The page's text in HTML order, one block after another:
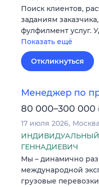
Поиск клиентов,
заданиям
фулфилмент услуг.
Показать ещё
Откликнуться
Менеджер по
80 000–300 000
17 июля 2026 Москва
ГЕННАДИЕВИЧ
Мы – динамично
международной
грузовые